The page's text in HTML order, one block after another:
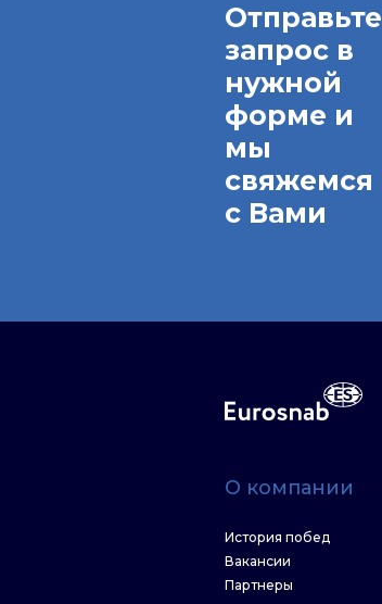
Отправьте
запрос в
нужной
форме и
мы
свяжемся
с Вами
О компании
История побед
Вакансии
Партнеры